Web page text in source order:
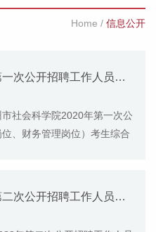
Home / 信息公开
广州市社会科学院2020年第一次公开招聘工作人员（图书管理员岗位）入围体检人员名单更正公告
会科学院2020年第一次公
、财务管理岗位）考生综合
广州市社会科学院2020年第二次公开招聘工作人员笔试成绩和进入资格复审人员名单公告